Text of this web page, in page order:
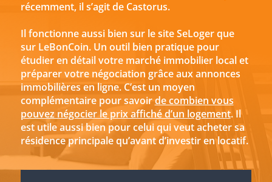
récemment, il s’agit de Castorus.
Il fonctionne aussi bien sur le site SeLoger que
sur LeBonCoin. Un outil bien pratique pour
étudier en détail votre marché immobilier local et
préparer votre négociation grâce aux annonces
immobilières en ligne. C’est un moyen
complémentaire pour savoirde combien vous
pouvez négocier le prix affiché d’un logement. Il
est utile aussi bien pour celui qui veut acheter sa
résidence principale qu’avant d’investir en locatif.